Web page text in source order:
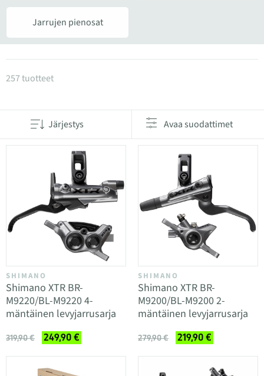
Jarrujen pienosat
Tuotteet kategoriassa Jarrut
257 tuotteet
Järjestys Avaa suodattimet
SHIMANO
Shimano XTR BR-
M9220/BL-M9220 4-
mäntäinen levyjarrusarja
319,90 € 249,90 €
SHIMANO
Shimano XTR BR-
M9200/BL-M9200 2-
mäntäinen levyjarrusarja
279,90 € 219,90 €